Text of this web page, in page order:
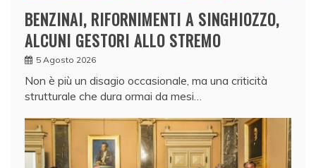
BENZINAI, RIFORNIMENTI A SINGHIOZZO,
ALCUNI GESTORI ALLO STREMO
5 Agosto 2026
Non è più un disagio occasionale, ma una criticità
strutturale che dura ormai da mesi…